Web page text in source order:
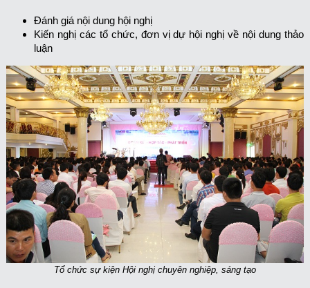
Đánh giá nội dung hội nghị
Kiến nghị các tổ chức, đơn vị dự hội nghị về nội dung thảo
luận
Tổ chức sự kiện Hội nghị chuyên nghiệp, sáng tạo